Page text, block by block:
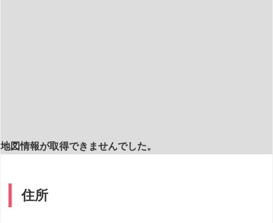
地図情報が取得できませんでした。
住所